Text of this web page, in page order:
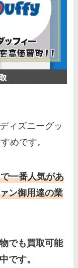
ィズニーグッ
めです。
一番人気があ
ン御用達の業
でも買取可能
です。